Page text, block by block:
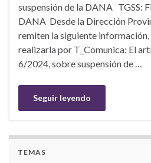
suspensión de la DANA TGSS:
DANA Desde la Dirección
remiten la siguiente
realizarla por T_Comunica: El
6/2024, sobre suspensión de …
Seguir leyendo
TEMAS